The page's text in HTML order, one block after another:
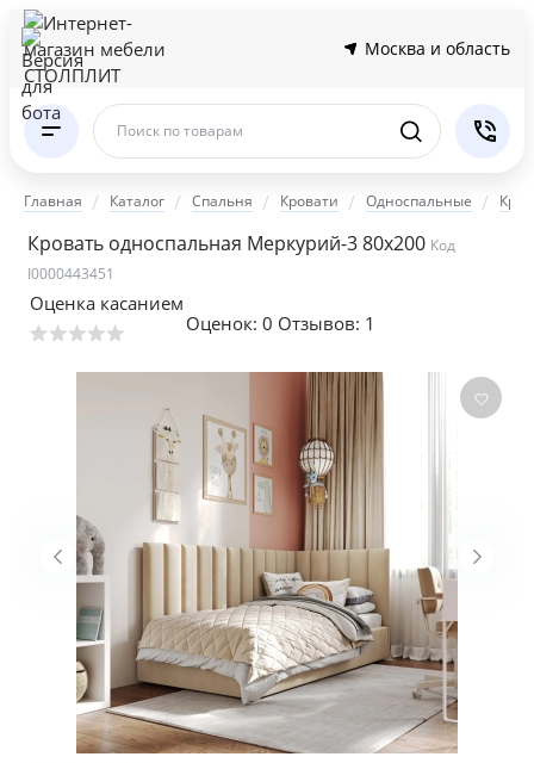
Москва и область
Поиск по товарам
Главная Каталог Спальня Кровати Односпальные
Кровать односпальная Меркурий-3 80х200 Код
I0000443451
Оценка касанием
Оценок: 0 Отзывов: 1